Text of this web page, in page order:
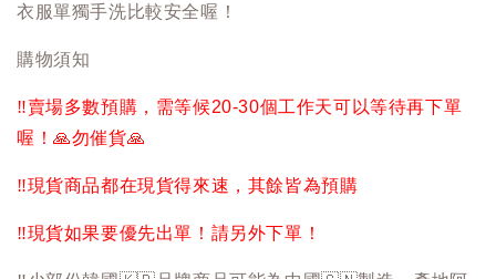
衣服單獨手洗比較安全喔！
購物須知
‼️賣場多數預購，需等候20-30個工作天可以等待再下單
喔！🙏勿催貨🙏
‼️現貨商品都在現貨得來速，其餘皆為預購
‼️現貨如果要優先出單！請另外下單！